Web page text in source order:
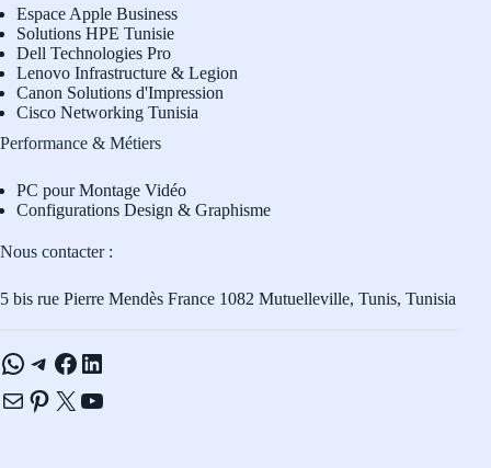
Espace Apple Business
Solutions HPE Tunisie
Dell Technologies Pro
Lenovo Infrastructure & Legion
Canon Solutions d'Impression
Cisco Networking Tunisia
Performance & Métiers
PC pour Montage Vidéo
Configurations Design & Graphisme
Nous contacter :
5 bis rue Pierre Mendès France 1082 Mutuelleville, Tunis, Tunisia
WhatsApp
Telegram
Facebook
LinkedIn
E-mailPinterest
X YouTube